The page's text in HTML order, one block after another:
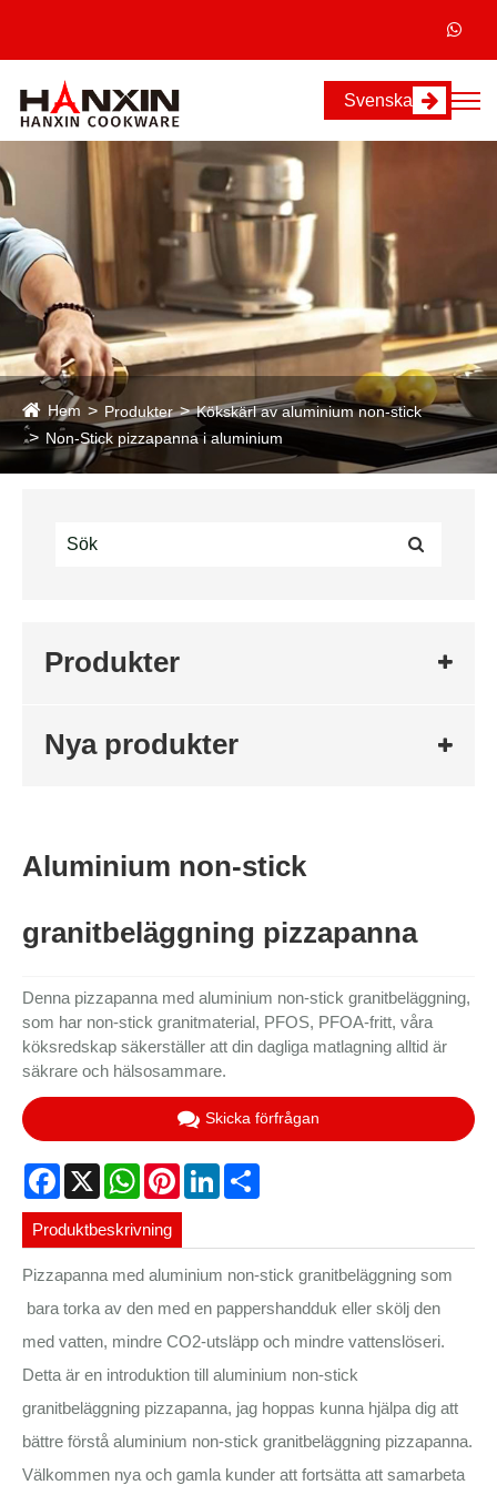
Svenska
Hem Produkter
Kökskärl av aluminium non-stick
Non-Stick pizzapanna i aluminium
Produkter
Nya produkter
Aluminium non-stick
granitbeläggning pizzapanna
Denna pizzapanna med aluminium non-stick granitbeläggning,
som har non-stick granitmaterial, PFOS, PFOA-fritt, våra
köksredskap säkerställer att din dagliga matlagning alltid är
säkrare och hälsosammare.
Skicka förfrågan
Facebook
X WhatsAppPinterestLinkedIn
Produktbeskrivning
Pizzapanna med aluminium non-stick granitbeläggning som
bara torka av den med en pappershandduk eller skölj den
med vatten, mindre CO2-utsläpp och mindre vattenslöseri.
Detta är en introduktion till aluminium non-stick
granitbeläggning pizzapanna, jag hoppas kunna hjälpa dig att
bättre förstå aluminium non-stick granitbeläggning pizzapanna.
Välkommen nya och gamla kunder att fortsätta att samarbeta